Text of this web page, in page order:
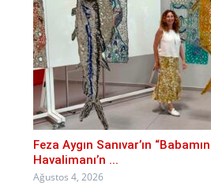
Feza Aygın Sanıvar’ın
Havalimanı’n ...
Ağustos 4, 2026